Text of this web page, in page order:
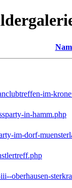
im-
in-hamm.php
im-dorf-
oberhausen-